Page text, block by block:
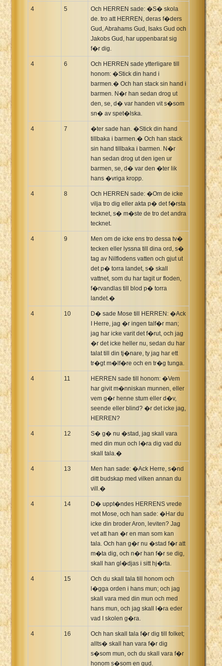
4 5
Och HERREN sade: �S� skola
de. tro att HERREN, deras f�ders
Gud, Abrahams Gud, Isaks Gud och
Jakobs Gud, har uppenbarat sig
f�r dig.
4 6
Och HERREN sade ytterligare till
honom: �Stick din hand i
barmen.� Och han stack sin hand i
barmen. N�r han sedan drog ut
den, se, d� var handen vit s�som
sn� av spet�lska.
4 7
�ter sade han. �Stick din hand
tillbaka i barmen.� Och han stack
sin hand tillbaka i barmen. N�r
han sedan drog ut den igen ur
barmen, se, d� var den �ter lik
hans �vriga kropp.
4 8
Och HERREN sade: �Om de icke
vilja tro dig eller akta p� det f�rsta
tecknet, s� m�ste de tro det andra
tecknet.
4 9
Men om de icke ens tro dessa tv�
tecken eller lyssna till dina ord, s�
tag av Nilflodens vatten och gjut ut
det p� torra landet, s� skall
vattnet, som du har tagit ur floden,
f�rvandlas till blod p� torra
landet.�
4 10
D� sade Mose till HERREN: �Ack
I Herre, jag �r ingen talf�r man;
jag har icke varit det f�rut, och jag
�r det icke heller nu, sedan du har
talat till din tj�nare, ty jag har ett
tr�gt m�lf�re och en tr�g tunga.
4 11
HERREN sade till honom: �Vem
har givit m�nniskan munnen, eller
vem g�r henne stum eller d�v,
seende eller blind? �r det icke jag,
HERREN?
4 12
S� g� nu �stad, jag skall vara
med din mun och l�ra dig vad du
skall tala.�
4 13
Men han sade: �Ack Herre, s�nd
ditt budskap med vilken annan du
vill.�
4 14
D� uppt�ndes HERRENS vrede
mot Mose, och han sade: �Har du
icke din broder Aron, leviten? Jag
vet att han �r en man som kan
tala. Och han g�r nu �stad f�r att
m�ta dig, och n�r han f�r se dig,
skall han gl�djas i sitt hj�rta.
4 15
Och du skall tala till honom och
l�gga orden i hans mun; och jag
skall vara med din mun och med
hans mun, och jag skall l�ra eder
vad I skolen g�ra.
4 16
Och han skall tala f�r dig till folket;
allts� skall han vara f�r dig
s�som mun, och du skall vara f�r
honom s�som en gud.